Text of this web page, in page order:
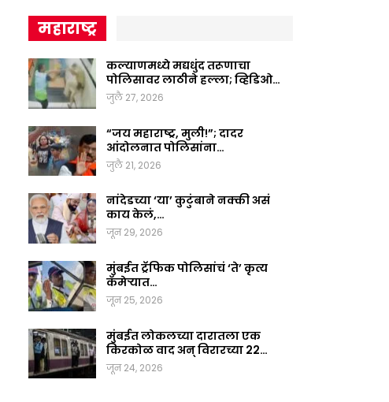
महाराष्ट्र
कल्याणमध्ये मद्यधुंद तरूणाचा
पोलिसावर लाठीने हल्ला; व्हिडिओ…
जुलै 27, 2026
“जय महाराष्ट्र, मुली!”; दादर
आंदोलनात पोलिसांना…
जुलै 21, 2026
नांदेडच्या ‘या’ कुटुंबाने नक्की असं
काय केलं,…
जून 29, 2026
मुंबईत ट्रॅफिक पोलिसांचं ‘ते’ कृत्य
कॅमेऱ्यात…
जून 25, 2026
मुंबईत लोकलच्या दारातला एक
किरकोळ वाद अन् विरारच्या 22…
जून 24, 2026